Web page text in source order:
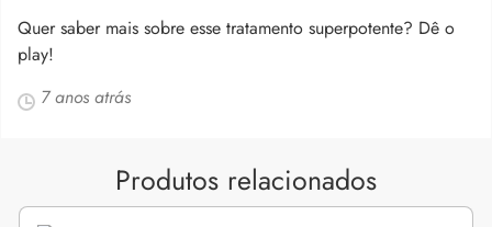
Quer saber mais sobre esse tratamento superpotente? Dê o
play!
7 anos atrás
Produtos relacionados